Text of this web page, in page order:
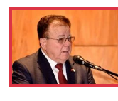
Teknoloji
TÜRKiYE
Video Galeri